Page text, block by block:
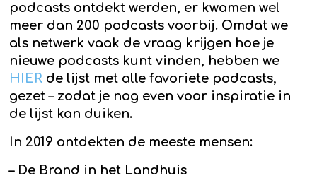
podcasts ontdekt werden, er kwamen wel
meer dan 200 podcasts voorbij. Omdat we
als netwerk vaak de vraag krijgen hoe je
nieuwe podcasts kunt vinden, hebben we
HIER de lijst met alle favoriete podcasts,
gezet – zodat je nog even voor inspiratie in
de lijst kan duiken.
In 2019 ontdekten de meeste mensen:
– De Brand in het Landhuis